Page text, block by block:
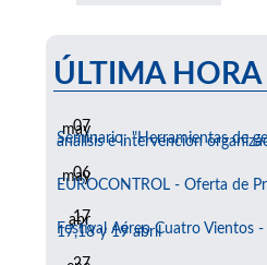
ÚLTIMA HORA
07
may
Seminario: "Herramientas de
análisis e intervención
06
may
EUROCONTROL - Oferta de
17
abr
Festival Aéreo Cuatro Vientos
17,18 y 19 abril